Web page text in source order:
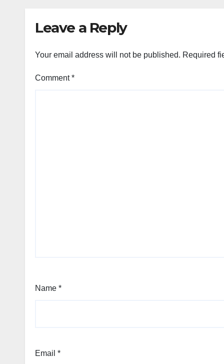
Leave a Reply
Your email address will not be published. Required
Comment*
Name *
Email *